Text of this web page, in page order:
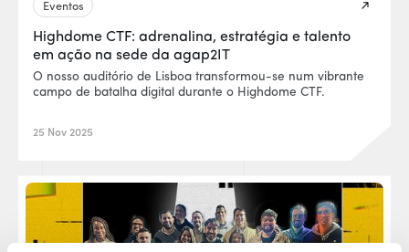
Eventos
Highdome CTF: adrenalina, estratégia e talento
em ação na sede da agap2IT
O nosso auditório de Lisboa transformou-se num vibrante
campo de batalha digital durante o Highdome CTF.
25 Nov 2025